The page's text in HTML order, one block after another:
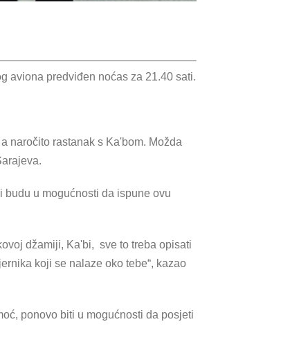
aviona predviđen noćas za 21.40 sati.
naročito rastanak s Ka'bom. Možda
u mogućnosti da ispune ovu
džamiji, Ka'bi, sve to treba opisati
koji se nalaze oko tebe“, kazao
ponovo biti u mogućnosti da posjeti